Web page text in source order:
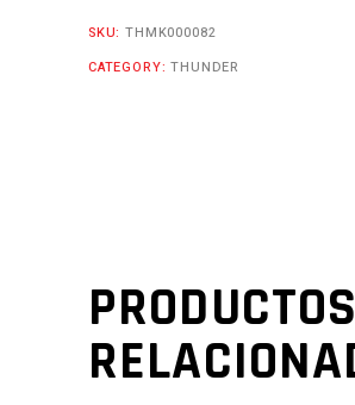
SKU:THMK000082
CATEGORY:THUNDER
PRODUCTOS